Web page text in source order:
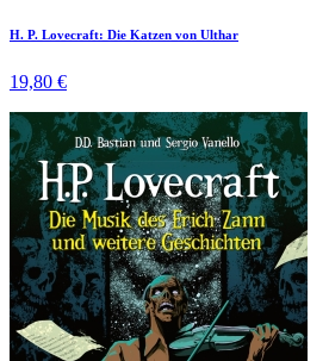
H. P. Lovecraft: Die Katzen von Ulthar
19,80 €